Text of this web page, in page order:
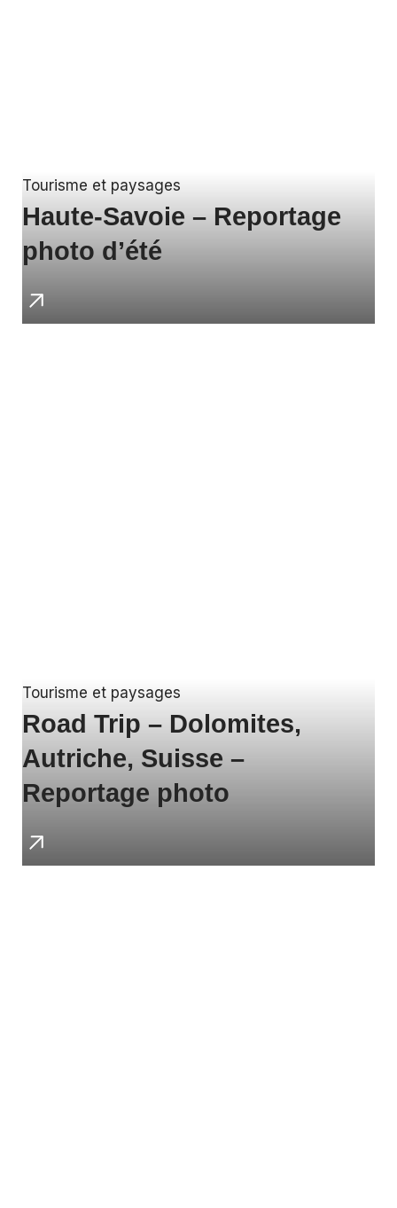
Tourisme et paysages
Haute-Savoie – Reportage
photo d’été
Tourisme et paysages
Road Trip – Dolomites,
Autriche, Suisse –
Reportage photo